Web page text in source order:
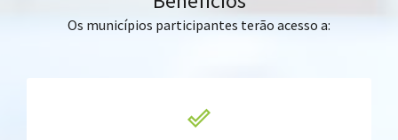
Os municípios participantes terão acesso a: